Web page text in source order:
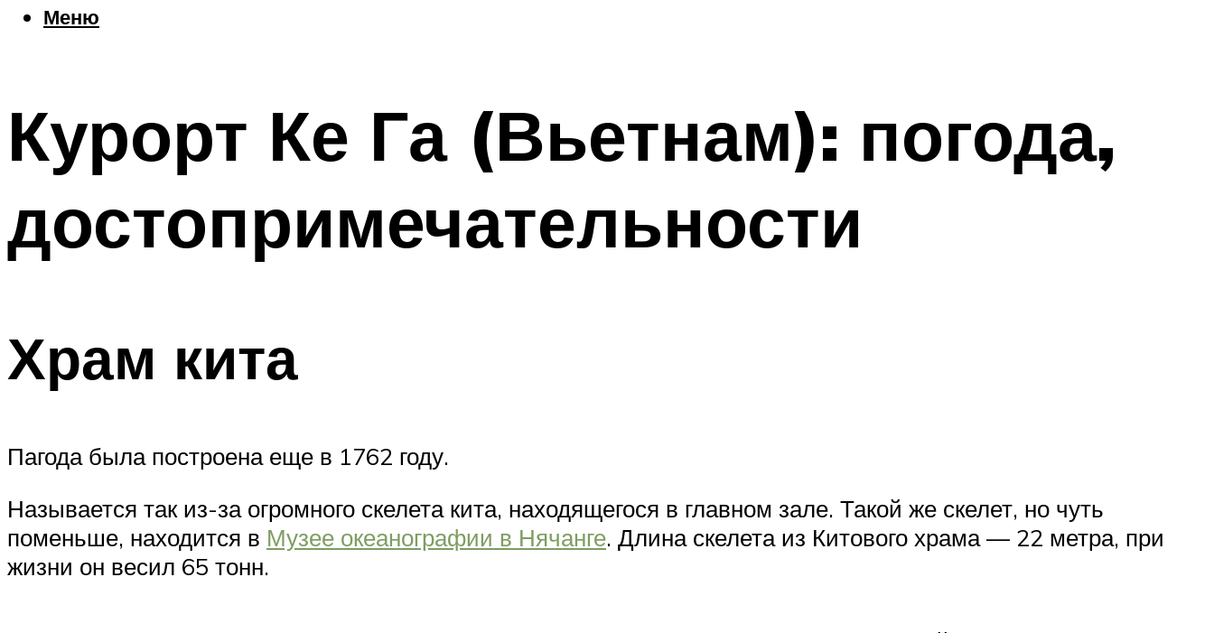
Еда
Меню
Меню
Курорт Ке Га (Вьетнам): погода,
достопримечательности
Храм кита
Пагода была построена еще в 1762 году.
Называется так из-за огромного скелета кита, находящегося в главном зале. Такой же скелет, но чуть
поменьше, находится в Музее океанографии в Нячанге. Длина скелета из Китового храма — 22 метра, при
жизни он весил 65 тонн.